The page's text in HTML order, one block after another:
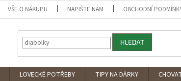
VŠE O NÁKUPU NAPIŠTE NÁM OBCHODNÍ
HLEDAT
LOVECKÉ POTŘEBY TIPY NA DÁRKY